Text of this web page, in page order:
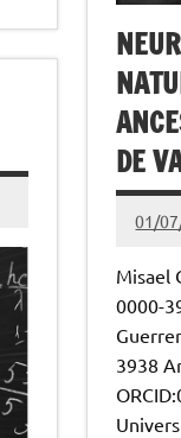
DE
01/
Misael
0000-
3938